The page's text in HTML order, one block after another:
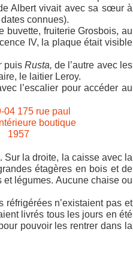
Albert vivait avec sa sœur à
connues).
buvette, fruiterie Grosbois, au
IV, la plaque était visible
puis Rusta,de l’autre avec les
le laitier Leroy.
l’escalier pour accéder au
Sur la droite, la caisse avec la
étagères en bois et de
légumes. Aucune chaise ou
réfrigérées n’existaient pas et
livrés tous les jours en été
pouvoir les rentrer dans la